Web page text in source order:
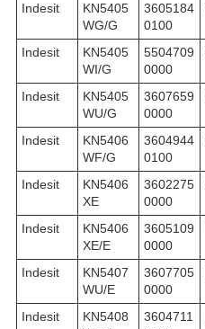
Indesit
KN5405
WG/G
3605184
0100
Indesit
KN5405
WI/G
5504709
0000
Indesit
KN5405
WU/G
3607659
0000
Indesit
KN5406
WF/G
3604944
0100
Indesit
KN5406
XE
3602275
0000
Indesit
KN5406
XE/E
3605109
0000
Indesit
KN5407
WU/E
3607705
0000
Indesit
KN5408
3604711